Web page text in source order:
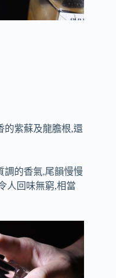
的紫蘇及龍膽根,還
調的香氣,尾韻慢慢
人回味無窮,相當